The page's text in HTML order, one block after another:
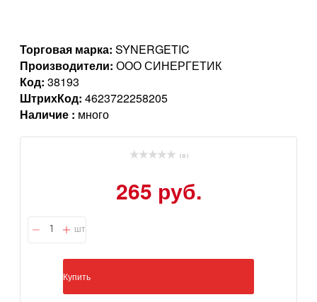
Торговая марка: SYNERGETIC
Производители: ООО СИНЕРГЕТИК
Код: 38193
ШтрихКод: 4623722258205
Наличие : много
( 0 )
265 руб.
шт
Купить